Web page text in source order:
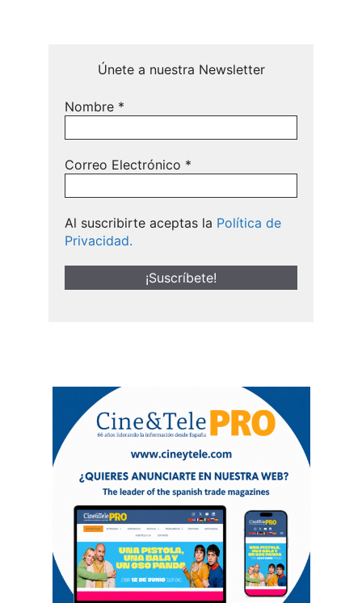
Únete a nuestra Newsletter
Nombre *
Correo Electrónico *
Al suscribirte aceptas la Política de
Privacidad.